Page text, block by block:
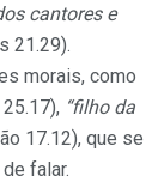
cantores e
21.29).
morais, como
“filho da
17.12), que se
falar.